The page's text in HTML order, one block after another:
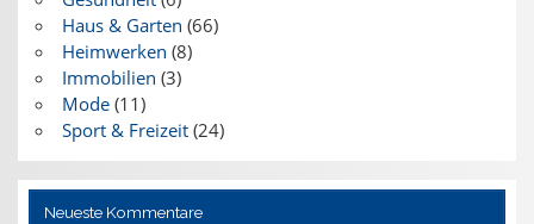
Haus & Garten (66)
Heimwerken (8)
Immobilien (3)
Mode(11)
Sport & Freizeit(24)
Neueste Kommentare